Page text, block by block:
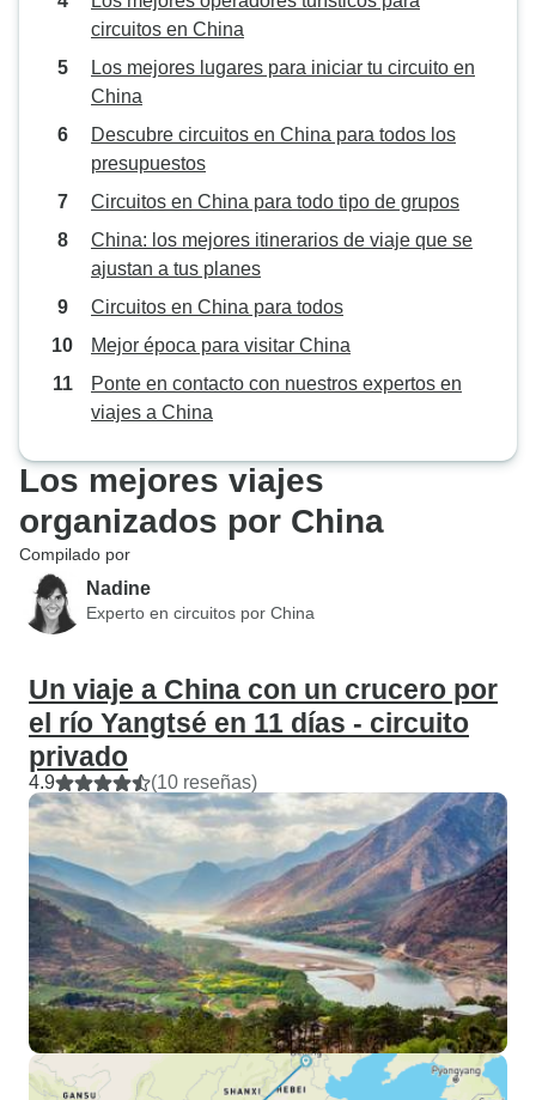
explicación en chino de entre 5 y
interés y, a continuación, una
traducción al inglés muy breve, de
entre 10 y 15 segundos. El guía de
la excursión a las Pequeñas
Gargantas dominaba mejor el
traducción sobre los lugares de
interés, aunque seguía siendo
mucho menos que el comentario
en chino. En general,
felicito a Thang por su
organización, ya que nos ayudó
aspecto que se podría mejorar es
la explicación en inglés de los
guías locales durante las
excursiones incluidas en el
crucero fluvial.
circuitos en China
Los mejores lugares para iniciar tu circuito en
China
Descubre circuitos en China para todos los
presupuestos
Circuitos en China para todo tipo de grupos
China: los mejores itinerarios de viaje que se
ajustan a tus planes
Circuitos en China para todos
Mejor época para visitar China
Ponte en contacto con nuestros expertos en
viajes a China
Los mejores viajes
organizados por China
Compilado por
Nadine
Experto en circuitos por China
Un viaje a China con un crucero por
el río Yangtsé en 11 días - circuito
privado
4.9 (10 reseñas)